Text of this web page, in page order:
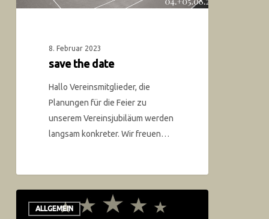
8. Februar 2023
save the date
Hallo Vereinsmitglieder, die
Planungen für die Feier zu
unserem Vereinsjubiläum werden
langsam konkreter. Wir freuen…
ALLGEMEIN